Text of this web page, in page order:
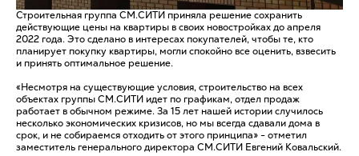
Строительная группа СМ.СИТИ приняла решение сохранить
действующие цены на квартиры в своих новостройках до апреля
2022 года. Это сделано в интересах покупателей, чтобы те, кто
планирует покупку квартиры, могли спокойно все оценить, взвесить
и принять оптимальное решение.
«Несмотря на существующие условия, строительство на всех
объектах группы СМ.СИТИ идет по графикам, отдел продаж
работает в обычном режиме. За 15 лет нашей истории случилось
несколько экономических кризисов, но мы всегда сдавали дома в
срок, и не собираемся отходить от этого принципа» - отметил
заместитель генерального директора СМ.СИТИ Евгений Ковальский.